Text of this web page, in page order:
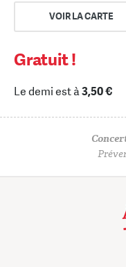
VOIR LA CARTE
Gratuit !
Le demi est à3,50 €